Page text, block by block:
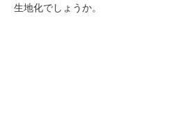
生地化でしょうか。